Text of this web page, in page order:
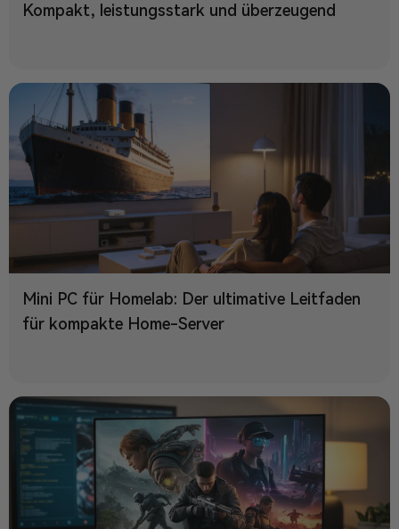
Kompakt, leistungsstark und überzeugend
Mini PC für Homelab: Der ultimative Leitfaden
für kompakte Home-Server